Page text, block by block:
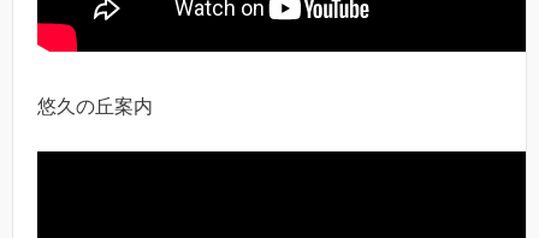
悠久の丘案内